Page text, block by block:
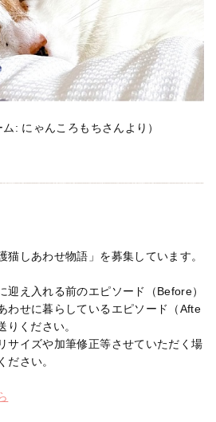
: にゃんころもちさんより）
猫しあわせ物語」を募集しています。
迎え入れる前のエピソード（Before）
わせに暮らしているエピソード（Afte
りください。
サイズや加筆修正等させていただく場
ださい。